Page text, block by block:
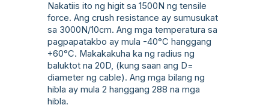
Nakatiis ito ng higit sa 1500N ng tensile
force. Ang crush resistance ay sumusukat
sa 3000N/10cm. Ang mga temperatura sa
pagpapatakbo ay mula -40°C hanggang
+60°C. Makakakuha ka ng radius ng
baluktot na 20D, (kung saan ang D=
diameter ng cable). Ang mga bilang ng
hibla ay mula 2 hanggang 288 na mga
hibla.